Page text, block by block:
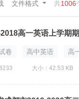
文件格式 共1006
高一英语上学期
卷 高中英语 高
大小：42.53 KB